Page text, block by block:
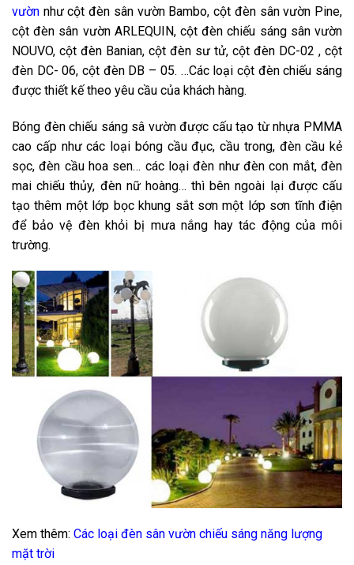
vườn như cột đèn sân vườn Bambo, cột đèn sân vườn Pine,
cột đèn sân vườn ARLEQUIN, cột đèn chiếu sáng sân vườn
NOUVO, cột đèn Banian, cột đèn sư tử, cột đèn DC-02 , cột
đèn DC- 06, cột đèn DB – 05. …Các loại cột đèn chiếu sáng
được thiết kế theo yêu cầu của khách hàng.
Bóng đèn chiếu sáng sâ vườn được cấu tạo từ nhựa PMMA
cao cấp như các loại bóng cầu đục, cầu trong, đèn cầu kẻ
sọc, đèn cầu hoa sen… các loại đèn như đèn con mắt, đèn
mai chiếu thủy, đèn nữ hoàng… thì bên ngoài lại được cấu
tạo thêm một lớp bọc khung sắt sơn một lớp sơn tĩnh điện
để bảo vệ đèn khỏi bị mưa nắng hay tác động của môi
trường.
Xem thêm: Các loại đèn sân vườn chiếu sáng năng lượng
mặt trời